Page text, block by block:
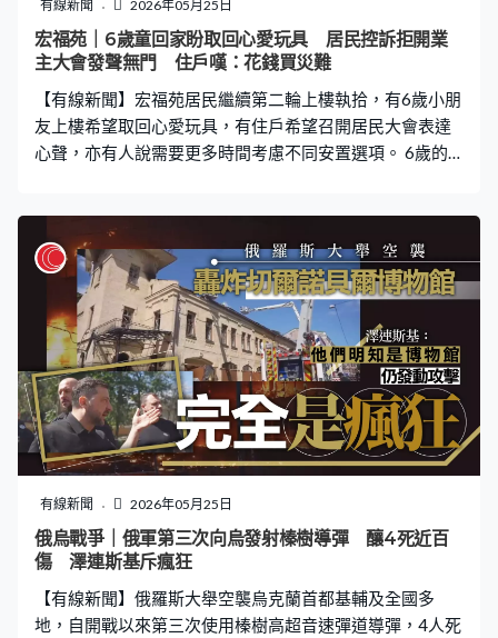
新升級。中國航天科技集團五院團隊稱神舟二十三號新舷
窗的防燒蝕玻璃增加至兩層，加上一層艙內保護，舷窗總
力。飛船儀錶系統亦升級，而下行能力
有線新聞 2026年05月25日
宏福苑｜6歲童回家盼取回心愛玩具 居民控訴拒開業
主大會發聲無門 住戶嘆：花錢買災難
【有線新聞】宏福苑居民繼續第二輪上樓執拾，有6歲小朋
友上樓希望取回心愛玩具，有住戶希望召開居民大會表達
心聲，亦有人說需要更多時間考慮不同安置選項。 6歲的
知。（想念家嗎？想回去做甚麼？）拿玩具。（甚麼玩
具？）足球。（為甚麼？）因為我最喜歡玩足球。（多久
沒玩足球了？）很久。（會不捨這個家嗎？）會。」 這日
是繼續是宏建及宏昌閣居民第二輪上樓，不少居民帶上大
背包，有人帶同擔挑，以至紙箱上樓。單位受損不大的住
戶最希望所有東西都能帶下來。宏建閣住戶崔先生：「要
真有捨棄，但捨棄甚麼？如何捨棄？捨棄錢還是捨棄工
作？希望大家都體諒我們宏福苑居民的心情，為何我們這
麼多人、這麼多聲音在說？業主大會又不召開，我們發聲
的渠道又沒有。」 對於政府提出的收購建議，有住戶指會
考慮，但需要更多時間決定。宏昌閣住戶馬先生：「不捨
得也沒有辦法，都失去了，對不？花錢買了災難回來。看
看我們會選擇買賣業權還是拿錢。」 宏建、宏昌閣都會開
有線新聞 2026年05月25日
俄烏戰爭｜俄軍第三次向烏發射榛樹導彈 釀4死近百
傷 澤連斯基斥瘋狂
【有線新聞】俄羅斯大舉空襲烏克蘭首都基輔及全國多
地，自開戰以來第三次使用榛樹高超音速彈道導彈，4人死